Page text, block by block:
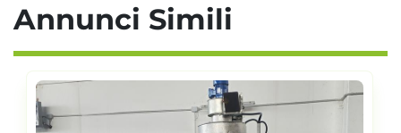
Annunci Simili